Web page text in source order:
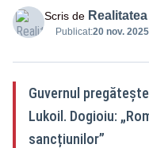
Scris de
Publicat:20 nov.
Guvernul
Lukoil. Dogioiu:
sancțiunilor”